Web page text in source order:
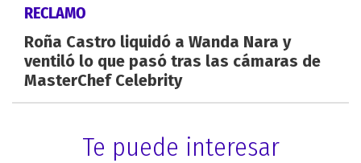
RECLAMO
Roña Castro liquidó a Wanda Nara y
ventiló lo que pasó tras las cámaras de
MasterChef Celebrity
Te puede interesar